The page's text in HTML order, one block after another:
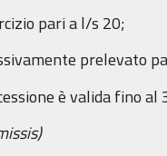
pari a l/s 20;
prelevato
è valida fino